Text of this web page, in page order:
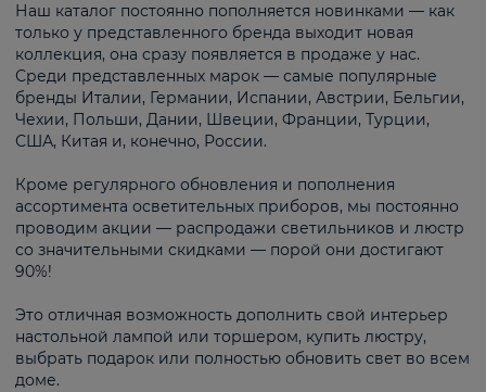
Наш каталог постоянно пополняется новинками — как
только у представленного бренда выходит новая
коллекция, она сразу появляется в продаже у нас.
Среди представленных марок — самые популярные
бренды Италии, Германии, Испании, Австрии, Бельгии,
Чехии, Польши, Дании, Швеции, Франции, Турции,
США, Китая и, конечно, России.
Кроме регулярного обновления и пополнения
ассортимента осветительных приборов, мы постоянно
проводим акции — распродажи светильников и люстр
со значительными скидками — порой они достигают
90%!
Это отличная возможность дополнить свой интерьер
настольной лампой или торшером, купить люстру,
выбрать подарок или полностью обновить свет во всем
доме.